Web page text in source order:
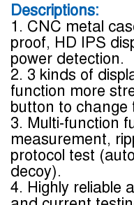
Descriptions:
1. CNC metal
proof, HD IPS
power detection.
2. 3 kinds of
function more
button to change
3. Multi-function
measurement,
protocol test
decoy).
4. Highly reliable